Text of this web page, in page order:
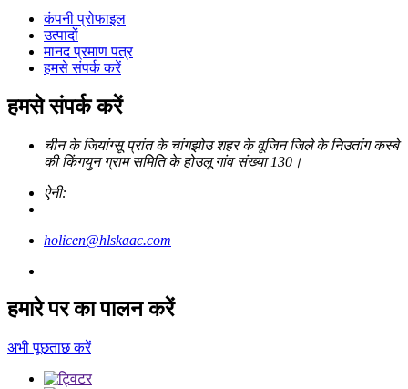
कंपनी प्रोफाइल
उत्पादों
मानद प्रमाण पत्र
हमसे संपर्क करें
हमसे संपर्क करें
चीन के जियांग्सू प्रांत के चांगझोउ शहर के वूजिन जिले के निउतांग कस्बे
की किंगयुन ग्राम समिति के होउलू गांव संख्या 130।
ऐनी:
holicen@hlskaac.com
हमारे पर का पालन करें
अभी पूछताछ करें